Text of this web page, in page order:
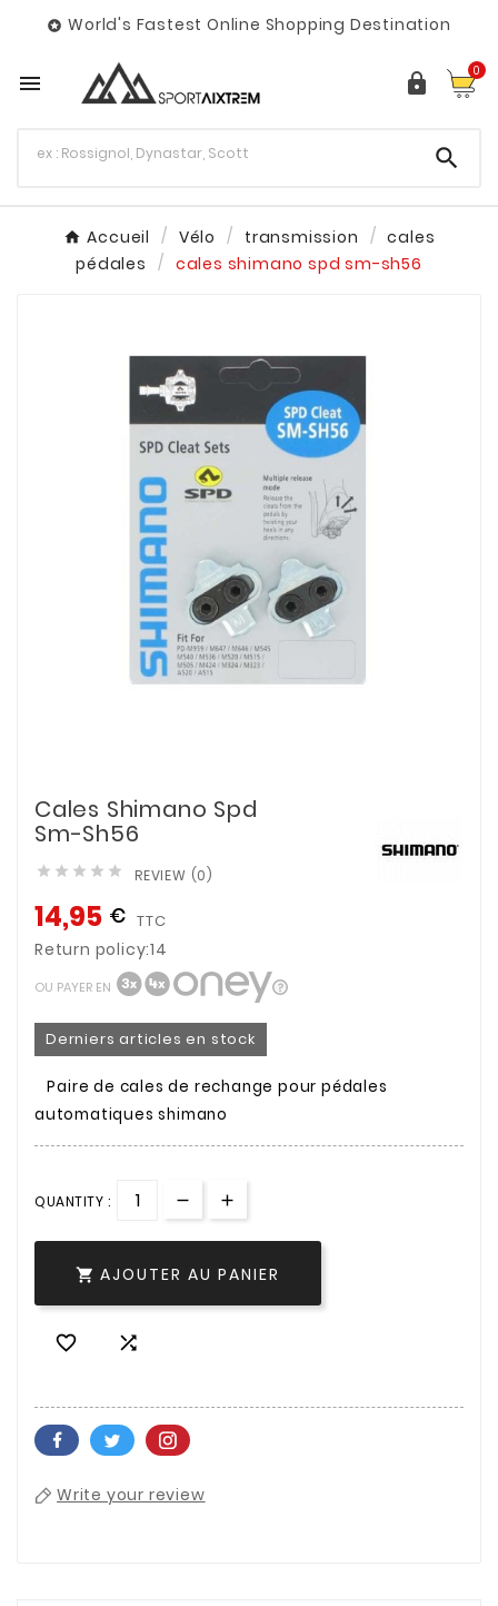
 World's Fastest Online Shopping Destination
  0

Accueil Vélo transmission
cales
pédales
cales shimano spd sm-sh56
Cales Shimano Spd
Sm-Sh56
     REVIEW (0)
14,95 € TTC
Return policy:14
OU PAYER EN
Derniers articles en stock
Paire de cales de rechange pour pédales
automatiques shimano
QUANTITY :
 AJOUTER AU PANIER
 
Write your review